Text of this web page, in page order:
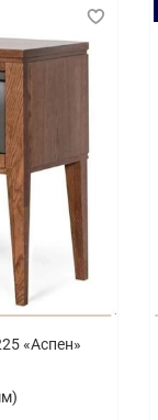
«Аспен»